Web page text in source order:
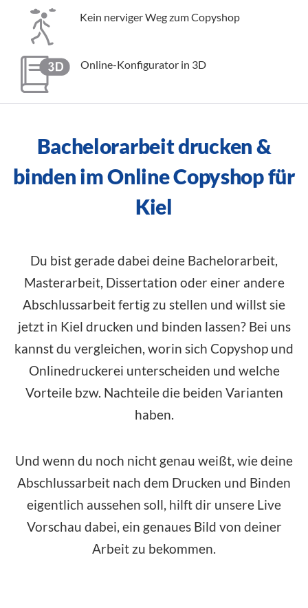
Kein nerviger Weg zum Copyshop
Online-Konfigurator in 3D
Bachelorarbeit drucken &
binden im Online Copyshop für
Kiel
Du bist gerade dabei deine Bachelorarbeit,
Masterarbeit, Dissertation oder einer andere
Abschlussarbeit fertig zu stellen und willst sie
jetzt in Kiel drucken und binden lassen? Bei uns
kannst du vergleichen, worin sich Copyshop und
Onlinedruckerei unterscheiden und welche
Vorteile bzw. Nachteile die beiden Varianten
haben.
Und wenn du noch nicht genau weißt, wie deine
Abschlussarbeit nach dem Drucken und Binden
eigentlich aussehen soll, hilft dir unsere Live
Vorschau dabei, ein genaues Bild von deiner
Arbeit zu bekommen.